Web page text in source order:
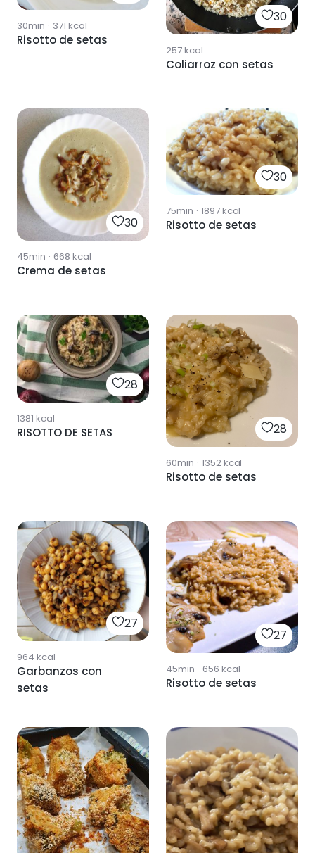
30min · 371 kcal
Risotto de setas
30
257kcal
Coliarroz con setas
30
45min · 668 kcal
Crema de setas
30
75min · 1897kcal
Risotto de setas
28
1381 kcal
RISOTTO DE SETAS 28
60min · 1352kcal
Risotto de setas
27
964 kcal
Garbanzos con
setas
27
45min · 656 kcal
Risotto de setas